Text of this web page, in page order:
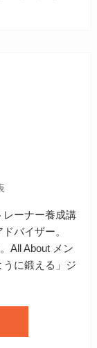
レーナー養成講
バイザー。
All About メン
に鍛える」ジ